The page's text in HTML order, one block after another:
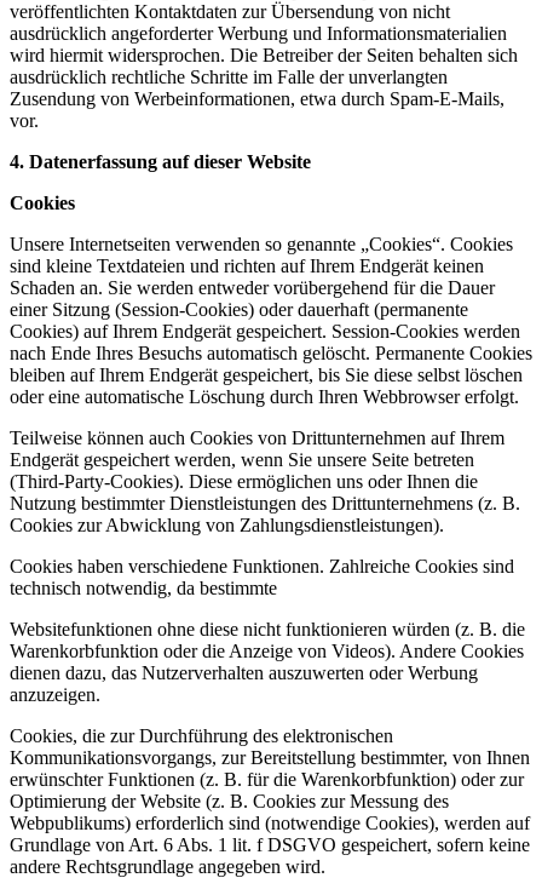
veröffentlichten Kontaktdaten zur Übersendung von nicht
ausdrücklich angeforderter Werbung und Informationsmaterialien
wird hiermit widersprochen. Die Betreiber der Seiten behalten sich
ausdrücklich rechtliche Schritte im Falle der unverlangten
Zusendung von Werbeinformationen, etwa durch Spam-E-Mails,
vor.
4. Datenerfassung auf dieser Website
Cookies
Unsere Internetseiten verwenden so genannte „Cookies“. Cookies
sind kleine Textdateien und richten auf Ihrem Endgerät keinen
Schaden an. Sie werden entweder vorübergehend für die Dauer
einer Sitzung (Session-Cookies) oder dauerhaft (permanente
Cookies) auf Ihrem Endgerät gespeichert. Session-Cookies werden
nach Ende Ihres Besuchs automatisch gelöscht. Permanente Cookies
bleiben auf Ihrem Endgerät gespeichert, bis Sie diese selbst löschen
oder eine automatische Löschung durch Ihren Webbrowser erfolgt.
Teilweise können auch Cookies von Drittunternehmen auf Ihrem
Endgerät gespeichert werden, wenn Sie unsere Seite betreten
(Third-Party-Cookies). Diese ermöglichen uns oder Ihnen die
Nutzung bestimmter Dienstleistungen des Drittunternehmens (z. B.
Cookies zur Abwicklung von Zahlungsdienstleistungen).
Cookies haben verschiedene Funktionen. Zahlreiche Cookies sind
technisch notwendig, da bestimmte
Websitefunktionen ohne diese nicht funktionieren würden (z. B. die
Warenkorbfunktion oder die Anzeige von Videos). Andere Cookies
dienen dazu, das Nutzerverhalten auszuwerten oder Werbung
anzuzeigen.
Cookies, die zur Durchführung des elektronischen
Kommunikationsvorgangs, zur Bereitstellung bestimmter, von Ihnen
erwünschter Funktionen (z. B. für die Warenkorbfunktion) oder zur
Optimierung der Website (z. B. Cookies zur Messung des
Webpublikums) erforderlich sind (notwendige Cookies), werden auf
Grundlage von Art. 6 Abs. 1 lit. f DSGVO gespeichert, sofern keine
andere Rechtsgrundlage angegeben wird.